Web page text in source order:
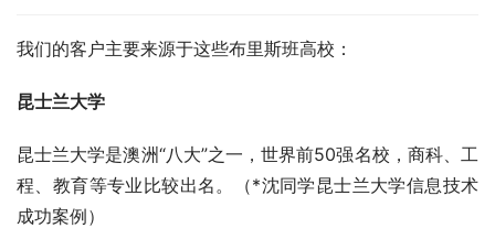
我们的客户主要来源于这些布里斯班高校：
昆士兰大学
昆士兰大学是澳洲“八大”之一，世界前50强名校，商科、工
程、教育等专业比较出名。（*沈同学昆士兰大学信息技术
成功案例）